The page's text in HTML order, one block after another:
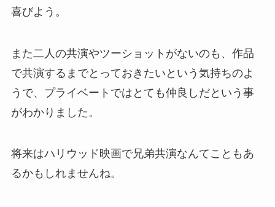
喜びよう。
また二人の共演やツーショットがないのも、作品
で共演するまでとっておきたいという気持ちのよ
うで、プライベートではとても仲良しだという事
がわかりました。
将来はハリウッド映画で兄弟共演なんてこともあ
るかもしれませんね。